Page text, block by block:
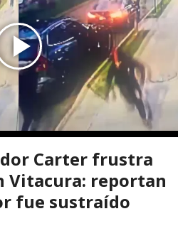
Carter frustra
Vitacura: reportan
fue sustraído